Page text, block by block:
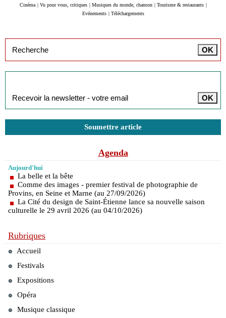
Cinéma
Vu pour vous, critiques Musiques du monde, chanson Tourisme & restaurants
Evénements
Téléchargements
Soumettre article
Agenda
Aujourd'hui
La belle et la bête
Comme des images - premier festival de photographie de
Provins, en Seine et Marne (au 27/09/2026)
La Cité du design de Saint-Étienne lance sa nouvelle saison
culturelle le 29 avril 2026 (au 04/10/2026)
Rubriques
Accueil
Festivals
Expositions
Opéra
Musique classique